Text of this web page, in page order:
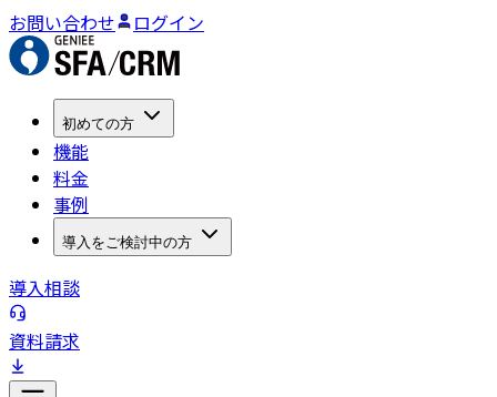
お問い合わせ ログイン
初めての方
機能
料金
事例
導入をご検討中の方
導入相談
資料請求